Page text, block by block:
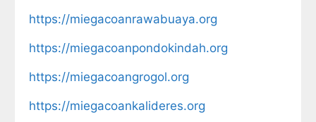
https://miegacoanrawabuaya.org
https://miegacoanpondokindah.org
https://miegacoangrogol.org
https://miegacoankalideres.org